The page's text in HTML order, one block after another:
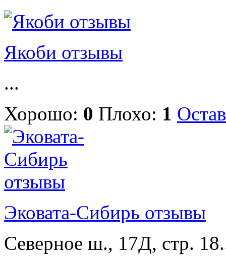
Якоби отзывы
...
Хорошо: 0 Плохо: 1
Эковата-Сибирь отзывы
Северное ш., 17Д, стр.